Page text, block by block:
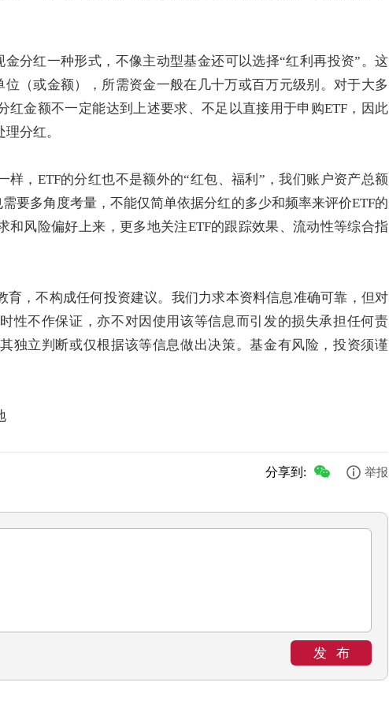
金分红一种形式，不像主动型基金还可以选择“红利再投资”。这
位（或金额），所需资金一般在几十万或百万元级别。对于大多
红金额不一定能达到上述要求、不足以直接用于申购ETF，因此
分红。
样，ETF的分红也不是额外的“红包、福利”，我们账户资产总额
要多角度考量，不能仅简单依据分红的多少和频率来评价ETF的
和风险偏好上来，更多地关注ETF的跟踪效果、流动性等综合指
育，不构成任何投资建议。我们力求本资料信息准确可靠，但对
性不作保证，亦不对因使用该等信息而引发的损失承担任何责
独立判断或仅根据该等信息做出决策。基金有风险，投资须谨
分享到: 举报
发布